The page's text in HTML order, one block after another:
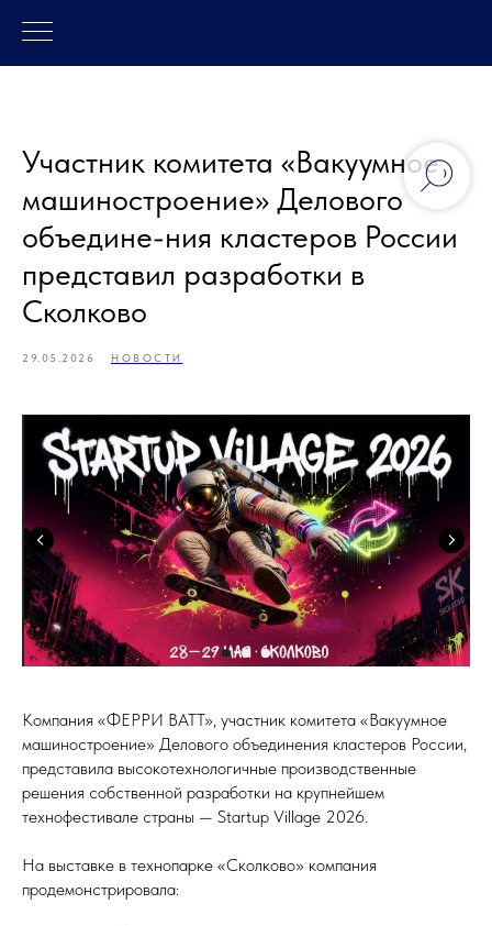
Участник комитета «Вакуумное
машиностроение» Делового
объедине-ния кластеров России
представил разработки в
Сколково
29.05.2026 НОВОСТИ
Компания «ФЕРРИ ВАТТ», участник комитета «Вакуумное
машиностроение» Делового объединения кластеров России,
представила высокотехнологичные производственные
решения собственной разработки на крупнейшем
технофестивале страны — Startup Village 2026.
На выставке в технопарке «Сколково» компания
продемонстрировала: